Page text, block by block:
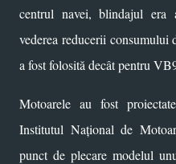
centrul navei, blindajul
vederea reducerii
a fost folosită decât pentru
Motoarele au fost
Institutul Național de
punct de plecare modelul